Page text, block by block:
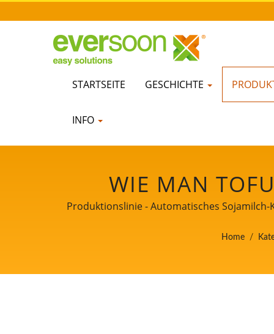
STARTSEITE GESCHICHTE
INFO
WIE MAN
FERTIGUNG,
TOFU-
Produktionslinie - Automatisches
Home /